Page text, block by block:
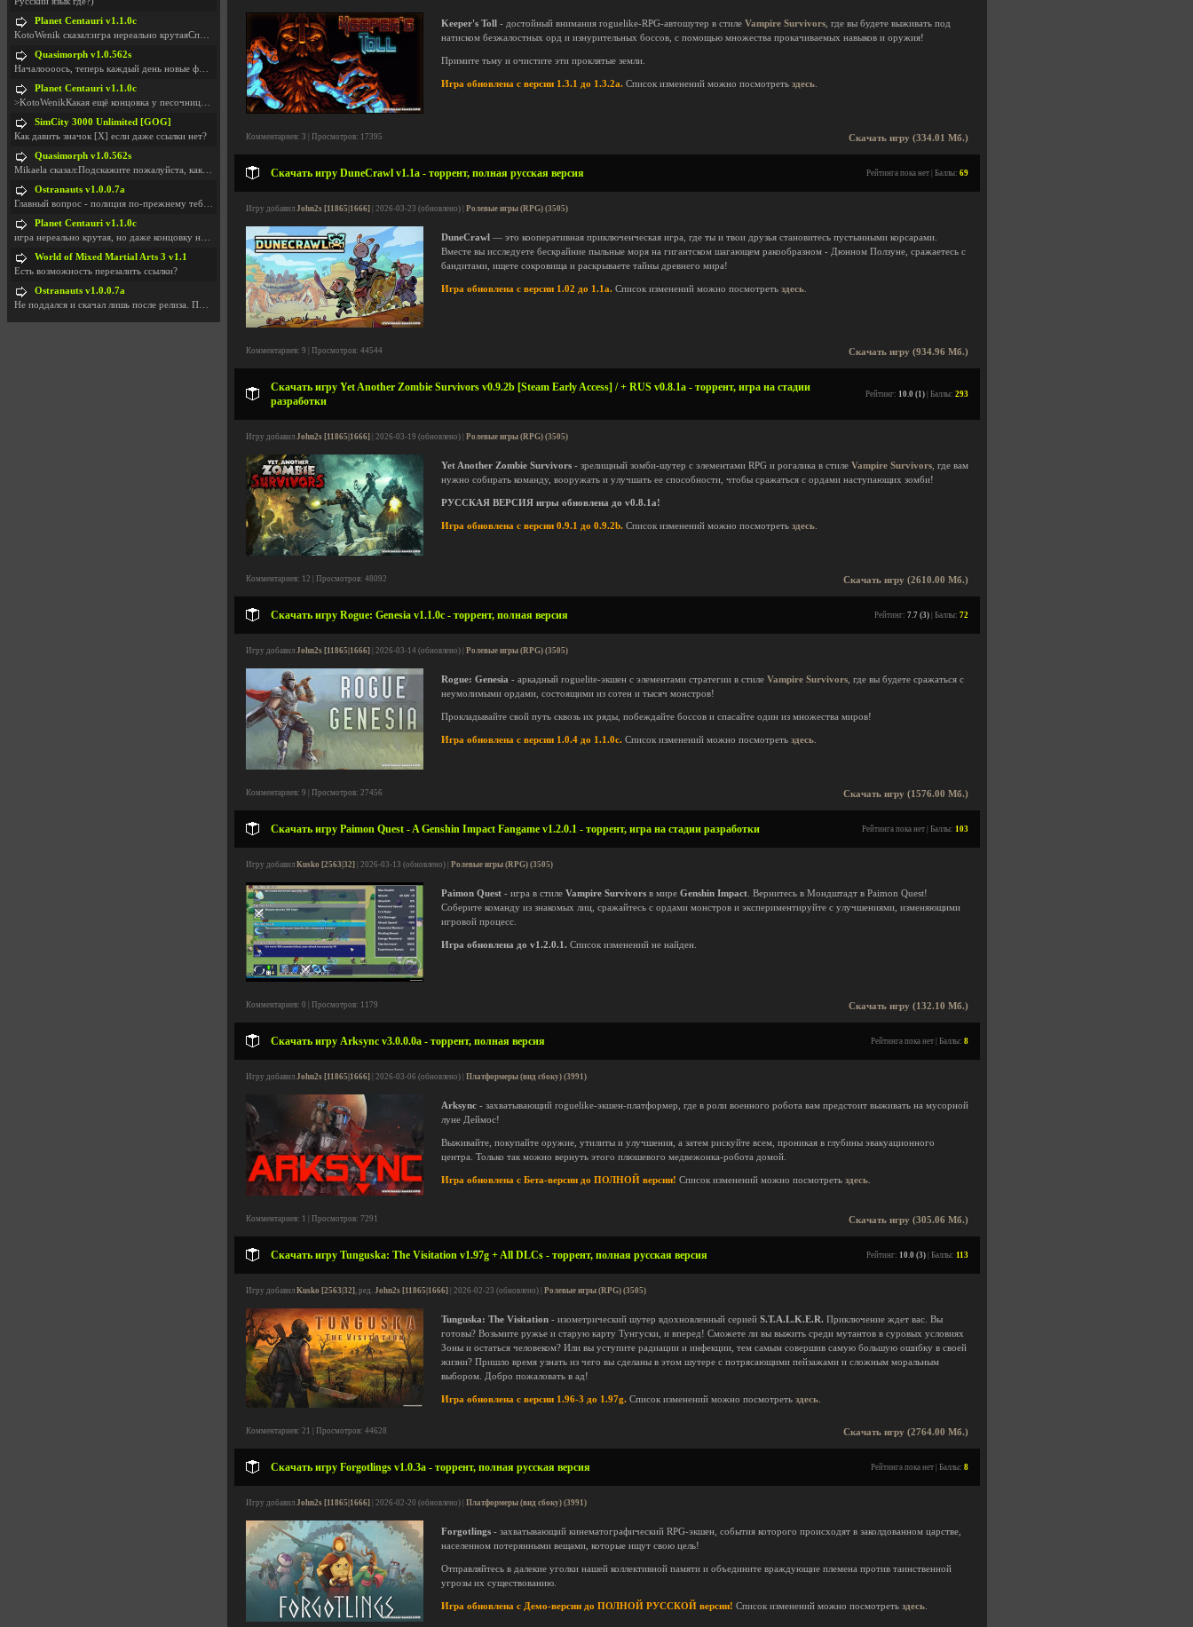
Keeper's Toll - достойный внимания roguelike-RPG-автошутер в стиле Vampire Survivors , где вы будете выживать под
натиском безжалостных орд и изнурительных боссов, с помощью множества прокачиваемых навыков и оружия!
Примите тьму и очистите эти проклятые земли.
Игра обновлена с версии 1.3.1 до 1.3.2a. Список изменений можно посмотреть здесь
Скачать игру (334.01 Мб.)
Комментариев: 3 | Просмотров: 17395
Скачать игру DuneCrawl v1.1a - торрент, полная русская версия Рейтинга пока нет | Баллы: 69
Игру добавил John2s [11865|1666] | 2026-03-23 (обновлено) | Ролевые игры (RPG) (3505)
DuneCrawl — это кооперативная приключенческая игра, где ты и твои друзья становитесь пустынными корсарами.
Вместе вы исследуете бескрайние пыльные моря на гигантском шагающем ракообразном - Дюнном Ползуне, сражаетесь с
бандитами, ищете сокровища и раскрываете тайны древнего мира!
Игра обновлена с версии 1.02 до 1.1a. Список изменений можно посмотреть здесь
Скачать игру (934.96 Мб.)
Комментариев: 9 | Просмотров: 44544
Скачать игру Yet Another Zombie Survivors v0.9.2b [Steam Early Access] / + RUS v0.8.1a - торрент, игра на стадии
разработки
Рейтинг: 10.0 (1) | Баллы: 293
Игру добавил John2s [11865|1666] | 2026-03-19 (обновлено) | Ролевые игры (RPG) (3505)
Yet Another Zombie Survivors - зрелищный зомби-шутер с элементами RPG и рогалика в стиле Vampire Survivors , где вам
нужно собирать команду, вооружать и улучшать ее способности, чтобы сражаться с ордами наступающих зомби!
РУССКАЯ ВЕРСИЯ игры обновлена до v0.8.1a!
Игра обновлена с версии 0.9.1 до 0.9.2b. Список изменений можно посмотреть здесь
Скачать игру (2610.00 Мб.)
Комментариев: 12 | Просмотров: 48092
Скачать игру Rogue: Genesia v1.1.0c - торрент, полная версия Рейтинг: 7.7 (3) | Баллы: 72
Игру добавил John2s [11865|1666] | 2026-03-14 (обновлено) | Ролевые игры (RPG) (3505)
Rogue: Genesia - аркадный roguelite-экшен с элементами стратегии в стиле Vampire Survivors , где вы будете сражаться с
неумолимыми ордами, состоящими из сотен и тысяч монстров!
Прокладывайте свой путь сквозь их ряды, побеждайте боссов и спасайте один из множества миров!
Игра обновлена с версии 1.0.4 до 1.1.0c. Список изменений можно посмотреть здесь
Скачать игру (1576.00 Мб.)
Комментариев: 9 | Просмотров: 27456
Скачать игру Paimon Quest - A Genshin Impact Fangame v1.2.0.1 - торрент, игра на стадии разработки Рейтинга пока нет | Баллы: 103
Игру добавил Kusko [2563|32] | 2026-03-13 (обновлено) | Ролевые игры (RPG) (3505)
Paimon Quest - игра в стиле Vampire Survivors в мире Genshin Impact . Вернитесь в Мондштадт в Paimon Quest!
Соберите команду из знакомых лиц, сражайтесь с ордами монстров и экспериментируйте с улучшениями, изменяющими
игровой процесс.
Игра обновлена до v1.2.0.1. Список изменений не найден.
Скачать игру (132.10 Мб.)
Комментариев: 0 | Просмотров: 1179
Скачать игру Arksync v3.0.0.0a - торрент, полная версия Рейтинга пока нет | Баллы: 8
Игру добавил John2s [11865|1666] | 2026-03-06 (обновлено) | Платформеры (вид сбоку) (3991)
Arksync - захватывающий roguelike-экшен-платформер, где в роли военного робота вам предстоит выживать на мусорной
луне Деймос!
Выживайте, покупайте оружие, утилиты и улучшения, а затем рискуйте всем, проникая в глубины эвакуационного
центра. Только так можно вернуть этого плюшевого медвежонка-робота домой.
Игра обновлена с Бета-версии до ПОЛНОЙ версии! Список изменений можно посмотреть здесь
Скачать игру (305.06 Мб.)
Комментариев: 1 | Просмотров: 7291
Скачать игру Tunguska: The Visitation v1.97g + All DLCs - торрент, полная русская версия Рейтинг: 10.0 (3) | Баллы: 113
Игру добавил Kusko [2563|32], ред. John2s [11865|1666] | 2026-02-23 (обновлено) | Ролевые игры (RPG) (3505)
Tunguska: The Visitation - изометрический шутер вдохновленный серией S.T.A.L.K.E.R. Приключение ждет вас. Вы
готовы? Возьмите ружье и старую карту Тунгуски, и вперед! Сможете ли вы выжить среди мутантов в суровых условиях
Зоны и остаться человеком? Или вы уступите радиации и инфекции, тем самым совершив самую большую ошибку в своей
жизни? Пришло время узнать из чего вы сделаны в этом шутере с потрясающими пейзажами и сложным моральным
выбором. Добро пожаловать в ад!
Игра обновлена с версии 1.96-3 до 1.97g. Список изменений можно посмотреть здесь
Скачать игру (2764.00 Мб.)
Комментариев: 21 | Просмотров: 44628
Скачать игру Forgotlings v1.0.3a - торрент, полная русская версия Рейтинга пока нет | Баллы: 8
Игру добавил John2s [11865|1666] | 2026-02-20 (обновлено) | Платформеры (вид сбоку) (3991)
Forgotlings - захватывающий кинематографический RPG-экшен, события которого происходят в заколдованном царстве,
населенном потерянными вещами, которые ищут свою цель!
Отправляйтесь в далекие уголки нашей коллективной памяти и объедините враждующие племена против таинственной
угрозы их существованию.
Игра обновлена с Демо-версии до ПОЛНОЙ РУССКОЙ версии! Список изменений можно посмотреть здесь
Planet Centauri v1.1.0c
KotoWenik сказал:игра нереально крутаяСпасибо )))
Quasimorph v1.0.562s
Началоооось, теперь каждый день новые фиксики, баг
Planet Centauri v1.1.0c
>KotoWenikКакая ещё концовка у песочницы?..
SimCity 3000 Unlimited [GOG]
Как давить значок [X] если даже ссылки нет?
Quasimorph v1.0.562s
Mikaela сказал:Подскажите пожалуйста, как скачать
Ostranauts v1.0.0.7a
Главный вопрос - полиция по-прежнему тебя таранит
Planet Centauri v1.1.0c
игра нереально крутая, но даже концовку не удосужи
World of Mixed Martial Arts 3 v1.1
Есть возможность перезалить ссылки?
Ostranauts v1.0.0.7a
Не поддался и скачал лишь после релиза. Посмотрим,